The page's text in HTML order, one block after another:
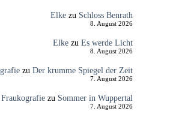
Elkezu Schloss Benrath
8. August 2026
Elkezu Es werde Licht
8. August 2026
zu Der krumme Spiegel der Zeit
7. August 2026
Fraukografiezu Sommer in Wuppertal
7. August 2026